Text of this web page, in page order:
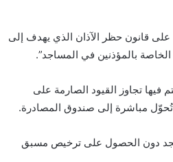
في قراءة تمهيدية، على قانون حظر الآذان الذي يهدف إلى
بالمؤذنين في المساجد”.
فيها تجاوز القيود الصارمة على
مباشرة إلى صندوق المصادرة.
دون الحصول على ترخيص مسبق